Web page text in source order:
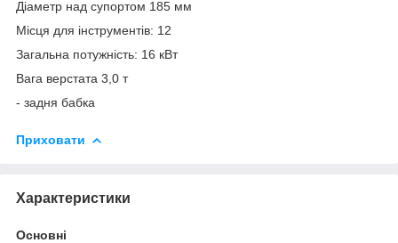
Діаметр над супортом 185 мм
Місця для інструментів: 12
Загальна потужність: 16 кВт
Вага верстата 3,0 т
- задня бабка
Приховати
Характеристики
Основні